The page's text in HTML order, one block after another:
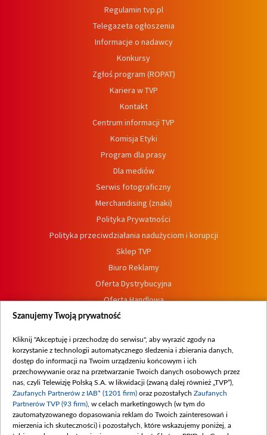
Regulamin tvp.pl
Telegazeta ogłoszenia
Informacje o nadawcy
Konkursy
Zgłoś program (ROPAT)
Kariera w TVP
Kontakt
Centrum informacji TVP
Komisja Etyki
Program dla prasy
Dla mediów
Serwis fotograficzny
Merchandising (znaki)
Polityka Prywatności
Polityka przeciwdziałania nadużyciom i korupcji
Sklep TVP
Biuro Reklamy
Oferta Dystrybucyjna
Oferta Handlowa
Dostępność
Procedura zgłoszeń wewnętrznych
Szanujemy Twoją prywatność
Kliknij "Akceptuję i przechodzę do serwisu", aby wyrazić zgody na
korzystanie z technologii automatycznego śledzenia i zbierania danych,
dostęp do informacji na Twoim urządzeniu końcowym i ich
przechowywanie oraz na przetwarzanie Twoich danych osobowych przez
nas, czyli Telewizję Polską S.A. w likwidacji (zwaną dalej również „TVP”),
Zaufanych Partnerów z IAB* (1201 firm) oraz pozostałych Zaufanych
Partnerów TVP (93 firm) , w celach marketingowych (w tym do
zautomatyzowanego dopasowania reklam do Twoich zainteresowań i
mierzenia ich skuteczności) i pozostałych, które wskazujemy poniżej, a